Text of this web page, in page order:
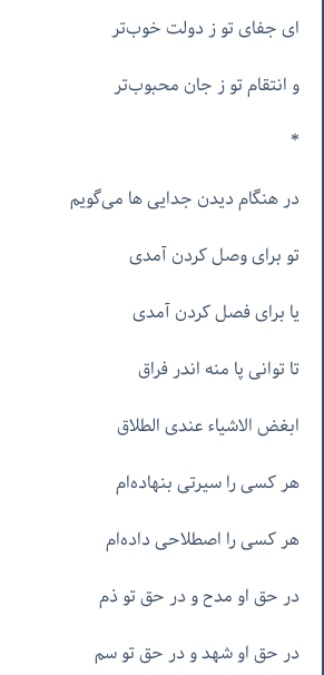
ای جفای تو ز دولت خوب‌تر
و انتقام تو ز جان محبوب‌تر
*
در هنگام دیدن جدایی ها می‌گویم
تو برای وصل کردن آمدی
یا برای فصل کردن آمدی
تا توانی پا منه اندر فراق
ابغض الاشیاء عندی الطلاق
هر کسی را سیرتی بنهاده‌ام
هر کسی را اصطلاحی داده‌ام
در حق او مدح و در حق تو ذم
در حق او شهد و در حق تو سم